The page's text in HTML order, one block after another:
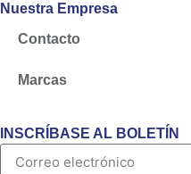
Nuestra Empresa
Contacto
Marcas
INSCRÍBASE AL BOLETÍN